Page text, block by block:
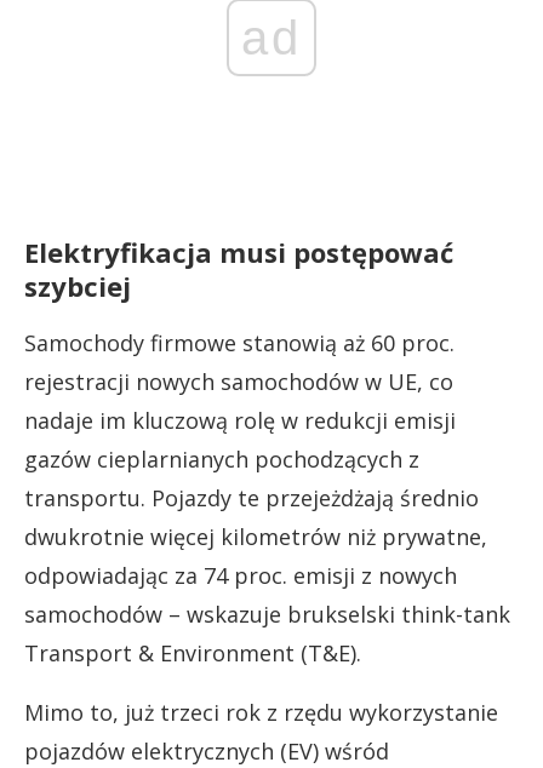
ad
Elektryfikacja musi postępować
szybciej
Samochody firmowe stanowią aż 60 proc.
rejestracji nowych samochodów w UE, co
nadaje im kluczową rolę w redukcji emisji
gazów cieplarnianych pochodzących z
transportu. Pojazdy te przejeżdżają średnio
dwukrotnie więcej kilometrów niż prywatne,
odpowiadając za 74 proc. emisji z nowych
samochodów – wskazuje brukselski think-tank
Transport & Environment (T&E).
Mimo to, już trzeci rok z rzędu wykorzystanie
pojazdów elektrycznych (EV) wśród